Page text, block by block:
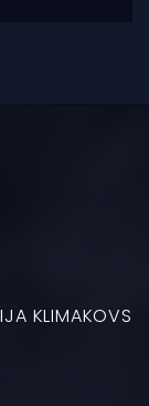
KLIMAKOVS